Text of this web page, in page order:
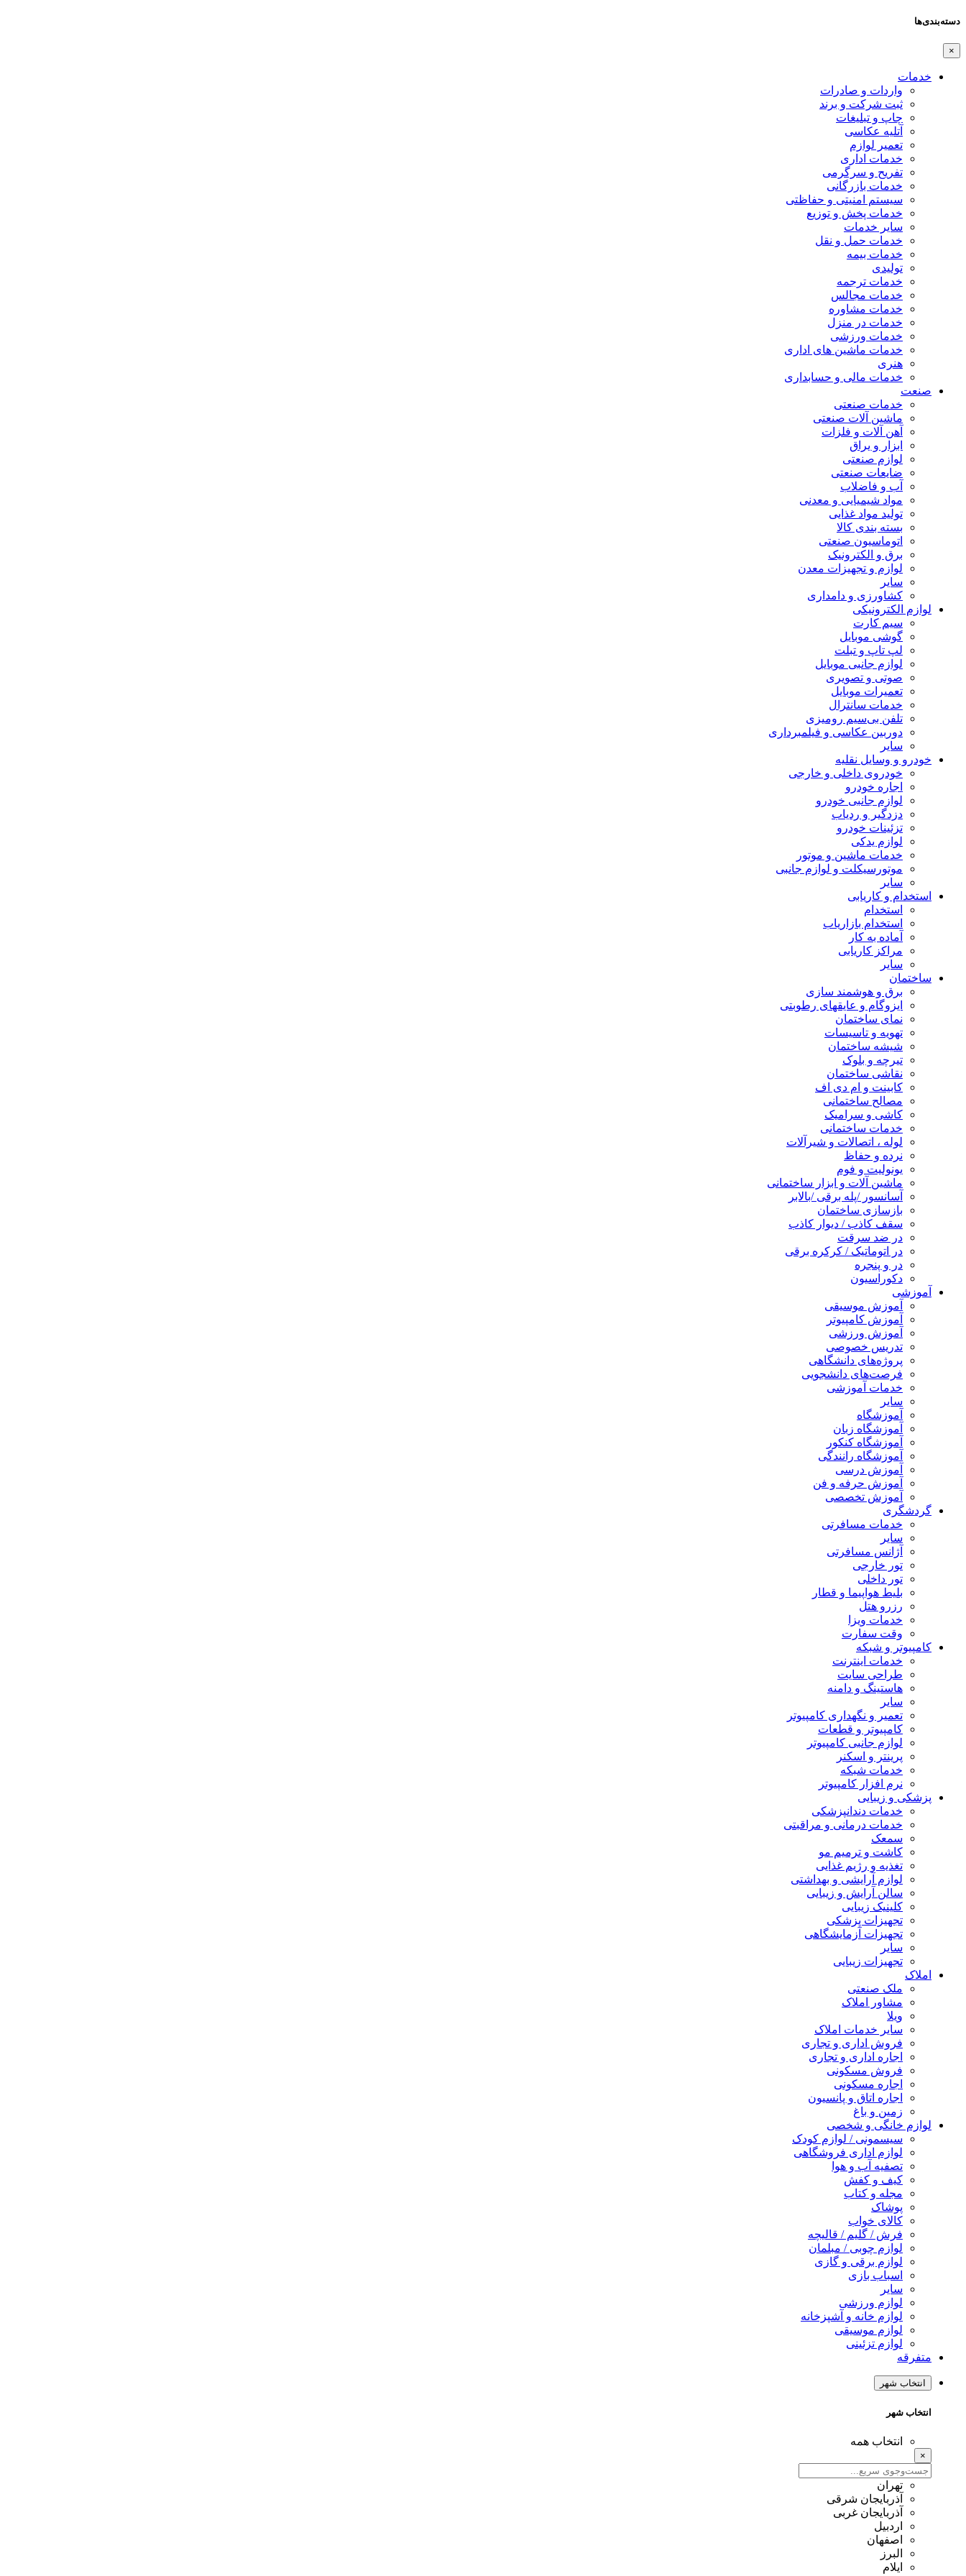
دسته‌بندی‌ها
×
خدمات
واردات و صادرات
ثبت شرکت و برند
چاپ و تبلیغات
آتلیه عکاسی
تعمیر لوازم
خدمات اداری
تفریح و سرگرمی
خدمات بازرگانی
سیستم امنیتی و حفاظتی
خدمات پخش و توزیع
سایر خدمات
خدمات حمل و نقل
خدمات بیمه
تولیدی
خدمات ترجمه
خدمات مجالس
خدمات مشاوره
خدمات در منزل
خدمات ورزشی
خدمات ماشین های اداری
هنری
خدمات مالی و حسابداری
صنعت
خدمات صنعتی
ماشین آلات صنعتی
آهن آلات و فلزات
ابزار و یراق
لوازم صنعتی
ضایعات صنعتی
آب و فاضلاب
مواد شیمیایی و معدنی
تولید مواد غذایی
بسته بندی کالا
اتوماسیون صنعتی
برق و الکترونیک
لوازم و تجهیزات معدن
سایر
کشاورزی و دامداری
لوازم الکترونیکی
سیم کارت
گوشی موبایل
لپ تاپ و تبلت
لوازم جانبی موبایل
صوتی و تصویری
تعمیرات موبایل
خدمات سانترال
تلفن بی‌سیم رومیزی
دوربین عکاسی و فیلمبرداری
سایر
خودرو و وسایل نقلیه
خودروی داخلی و خارجی
اجاره خودرو
لوازم جانبی خودرو
دزدگیر و ردیاب
تزئینات خودرو
لوازم یدکی
خدمات ماشین و موتور
موتورسیکلت و لوازم جانبی
سایر
استخدام و کاریابی
استخدام
استخدام بازاریاب
آماده به کار
مراکز کاریابی
سایر
ساختمان
برق و هوشمند سازی
ایزوگام و عایقهای رطوبتی
نمای ساختمان
تهویه و تاسیسات
شیشه ساختمان
تیرچه و بلوک
نقاشی ساختمان
کابینت و ام دی اف
مصالح ساختمانی
کاشی و سرامیک
خدمات ساختمانی
لوله ، اتصالات و شیرآلات
نرده و حفاظ
یونولیت و فوم
ماشین آلات و ابزار ساختمانی
آسانسور /پله برقی /بالابر
بازسازی ساختمان
سقف کاذب / دیوار کاذب
در ضد سرقت
در اتوماتیک / کرکره برقی
در و پنجره
دکوراسیون
آموزشی
آموزش موسیقی
آموزش کامپیوتر
آموزش ورزشی
تدریس خصوصی
پروژه‌های دانشگاهی
فرصت‌های دانشجویی
خدمات آموزشی
سایر
آموزشگاه
آموزشگاه زبان
آموزشگاه کنکور
آموزشگاه رانندگی
آموزش درسی
آموزش حرفه و فن
آموزش تخصصی
گردشگری
خدمات مسافرتی
سایر
آژانس مسافرتی
تور خارجی
تور داخلی
بلیط هواپیما و قطار
رزرو هتل
خدمات ویزا
وقت سفارت
کامپیوتر و شبکه
خدمات اینترنت
طراحی سایت
هاستینگ و دامنه
سایر
تعمیر و نگهداری کامپیوتر
کامپیوتر و قطعات
لوازم جانبی کامپیوتر
پرینتر و اسکنر
خدمات شبکه
نرم افزار کامپیوتر
پزشکی و زیبایی
خدمات دندانپزشکی
خدمات درمانی و مراقبتی
سمعک
کاشت و ترمیم مو
تغذیه و رژیم غذایی
لوازم آرایشی و بهداشتی
سالن آرایش و زیبایی
کلینیک زیبایی
تجهیزات پزشکی
تجهیزات آزمایشگاهی
سایر
تجهیزات زیبایی
املاک
ملک صنعتی
مشاور املاک
ویلا
سایر خدمات املاک
فروش اداری و تجاری
اجاره اداری و تجاری
فروش مسکونی
اجاره مسکونی
اجاره اتاق و پانسیون
زمین و باغ
لوازم خانگی و شخصی
سیسمونی / لوازم کودک
لوازم اداری فروشگاهی
تصفیه آب و هوا
کیف و کفش
مجله و کتاب
پوشاک
کالای خواب
فرش / گلیم / قالیچه
لوازم چوبی / مبلمان
لوازم برقی و گازی
اسباب بازی
سایر
لوازم ورزشی
لوازم خانه و آشپزخانه
لوازم موسیقی
لوازم تزئینی
متفرقه
انتخاب شهر
انتخاب شهر
انتخاب همه
×
تهران
آذربایجان شرقی
آذربایجان غربی
اردبیل
اصفهان
البرز
ایلام